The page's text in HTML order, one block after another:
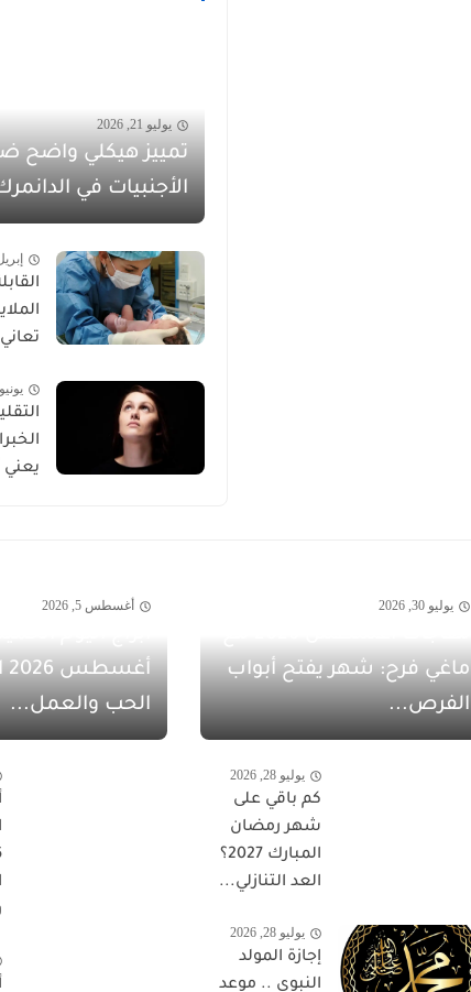
يوليو 21, 2026
تمييز هيكلي واضح
الأجنبيات في
إبريل 3,
يونيو 22, 2025
يعني
يوليو 30, 2026
ماغي فرح: شهر يفتح أبواب
الفرص...
يوليو 28, 2026
كم باقي على
شهر رمضان
المبارك 2027؟
العد التنازلي...
يوليو 28, 2026
إجازة المولد
النبوي .. موعد
أغسطس 5, 2026
الحب والعمل...